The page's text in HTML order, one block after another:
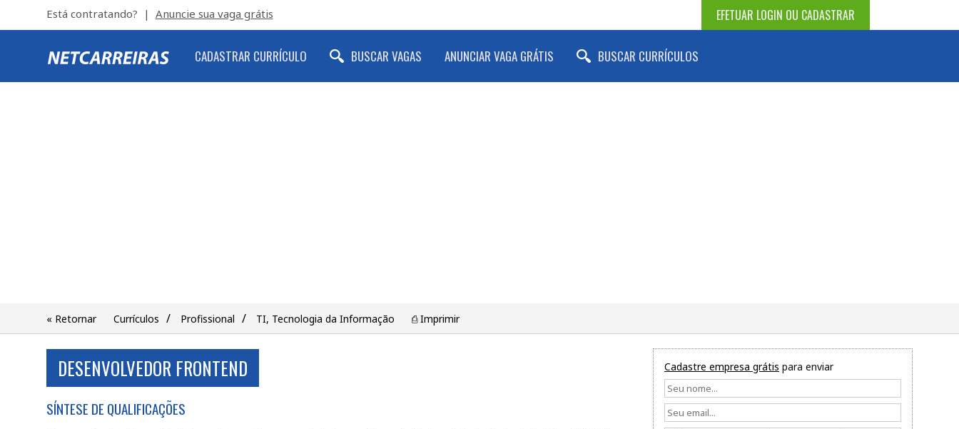
EFETUAR LOGIN OU CADASTRAR
Está contratando? | Anuncie sua vaga grátis
CADASTRAR CURRÍCULO BUSCAR VAGAS ANUNCIAR VAGA GRÁTIS BUSCAR CURRÍCULOS
« Retornar Currículos / Profissional / TI, Tecnologia da Informação ⎙ Imprimir
Cadastre empresa grátis para enviar
DESENVOLVEDOR FRONTEND
SÍNTESE DE QUALIFICAÇÕES